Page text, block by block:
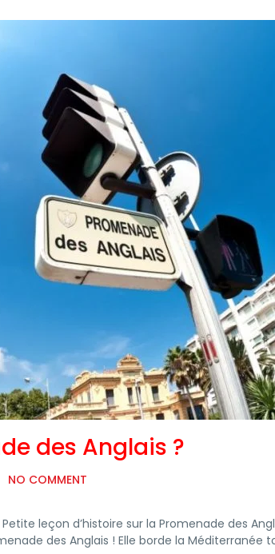
des Anglais ?
NO COMMENT
Petite leçon d’histoire sur la Promenade des
des Anglais ! Elle borde la Méditerranée